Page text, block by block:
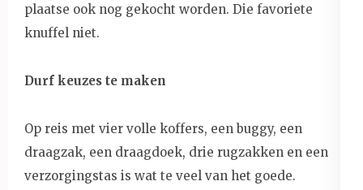
plaatse ook nog gekocht worden. Die favoriete
knuffel niet.
Durf keuzes te maken
Op reis met vier volle koffers, een buggy, een
draagzak, een draagdoek, drie rugzakken en een
verzorgingstas is wat te veel van het goede.